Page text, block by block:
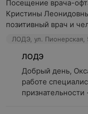
Посещение врача-
Кристины
позитивный врач и
ЛОДЭ, ул. Пионерская,
ЛОДЭ
Добрый день,
работе